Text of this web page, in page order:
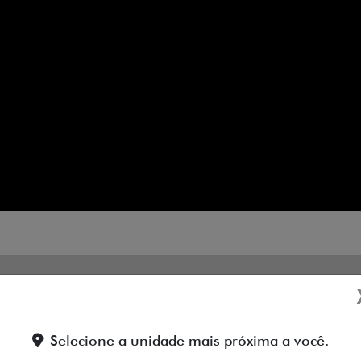
AS NOVIDADES EM
Selecione a unidade mais próxima a você.